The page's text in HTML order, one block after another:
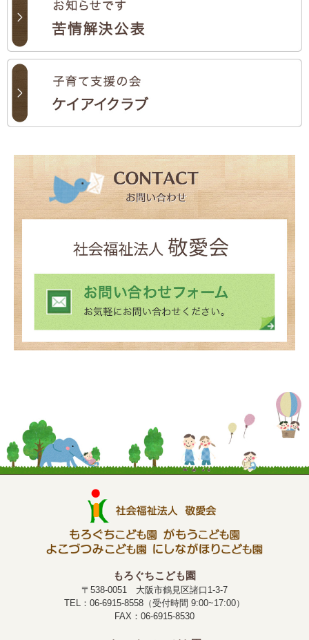
もろぐちこども園
〒538-0051 大阪市鶴見区諸口1-3-7
TEL：06-6915-8558（受付時間 9:00~17:00）
FAX：06-6915-8530